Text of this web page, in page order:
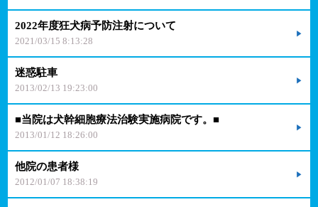
2022年度狂犬病予防注射について
2021/03/15 8:13:28
迷惑駐車
2013/02/13 19:23:00
■当院は犬幹細胞療法治験実施病院です。■
2013/01/12 18:26:00
他院の患者様
2012/01/07 18:38:19